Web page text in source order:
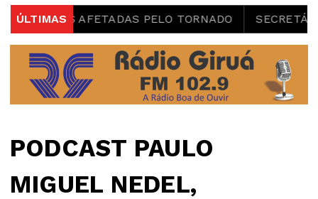
ÚLTIMASAFETADAS PELO TORNADO SECRETÁRIA
PODCAST PAULO
MIGUEL NEDEL,